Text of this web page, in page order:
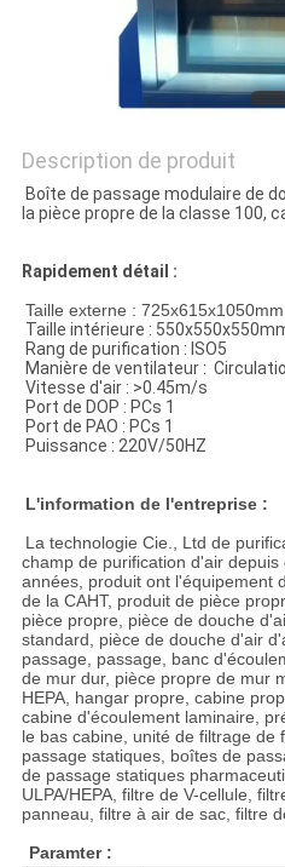
POLITIQUE
Description de produit
Boîte de passage modulaire de
la pièce propre de la classe 100,
Rapidement détail :
Taille externe : 725x615x1050mm
Taille intérieure :
Rang de purification : ISO5
Manière de ventilateur :
Vitesse d'air : >0.45m/s
Port de DOP : PCs 1
Port de PAO : PCs 1
Puissance : 220V/50HZ
L'information de l'entreprise :
La technologie Cie., Ltd de
champ de purification d'air depuis
années, produit ont l'équipement
de la CAHT, produit de pièce
pièce propre, pièce de douche
standard, pièce de douche d'air
passage, passage, banc
de mur dur, pièce propre de mur
HEPA, hangar propre, cabine
cabine d'écoulement laminaire,
le bas cabine, unité de filtrage de
passage statiques, boîtes de
de passage statiques
ULPA/HEPA, filtre de V-cellule,
panneau, filtre à air de sac, filtre
Paramter :